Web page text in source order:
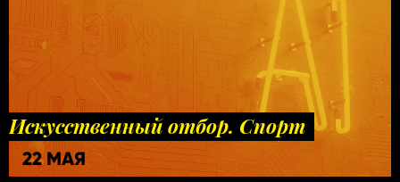
Искусственный отбор. Спорт
22 МАЯ